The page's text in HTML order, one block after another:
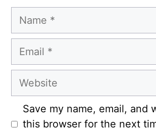
Name
Email
Website
Save my name, email, and
this browser for the next